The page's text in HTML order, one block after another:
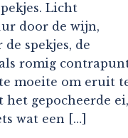
Licht
door de wijn,
spekjes, de
romig
moeite om eruit
gepocheerde ei,
wat een […]